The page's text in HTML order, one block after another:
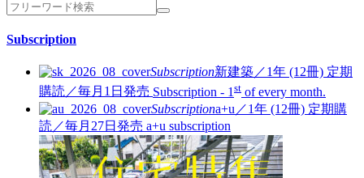
Subscription
Subscription新建築／1年 (12冊) 定期
購読／毎月1日発売 Subscription - 1 st of every month.
Subscriptiona+u／1年 (12冊) 定期購
読／毎月27日発売 a+u subscription